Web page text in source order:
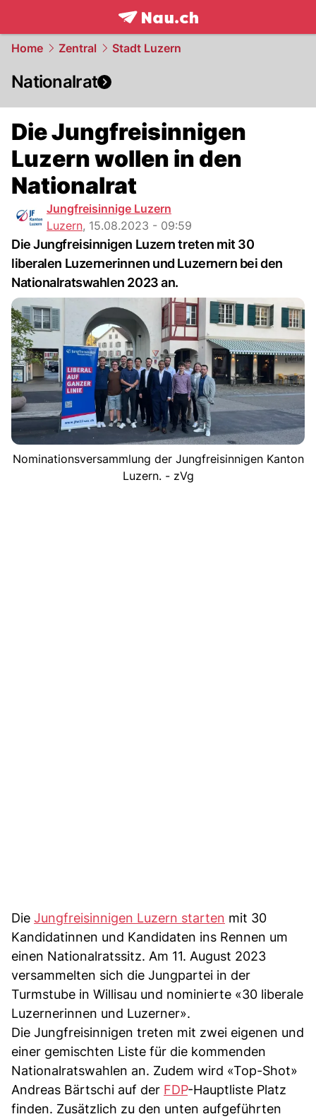
frontpage.NAU.ch
Home Zentral Stadt Luzern
Nationalrat
Die Jungfreisinnigen
Luzern wollen in den
Nationalrat
Jungfreisinnige Luzern
Luzern, 15.08.2023 - 09:59
Die Jungfreisinnigen Luzern treten mit 30
liberalen Luzernerinnen und Luzernern bei den
Nationalratswahlen 2023 an.
Nominationsversammlung der Jungfreisinnigen Kanton
Luzern. - zVg
Die Jungfreisinnigen Luzern starten mit 30
Kandidatinnen und Kandidaten ins Rennen um
einen Nationalratssitz. Am 11. August 2023
versammelten sich die Jungpartei in der
Turmstube in Willisau und nominierte «30 liberale
Luzernerinnen und Luzerner».
Die Jungfreisinnigen treten mit zwei eigenen und
einer gemischten Liste für die kommenden
Nationalratswahlen an. Zudem wird «Top-Shot»
Andreas Bärtschi auf der FDP-Hauptliste Platz
finden. Zusätzlich zu den unten aufgeführten